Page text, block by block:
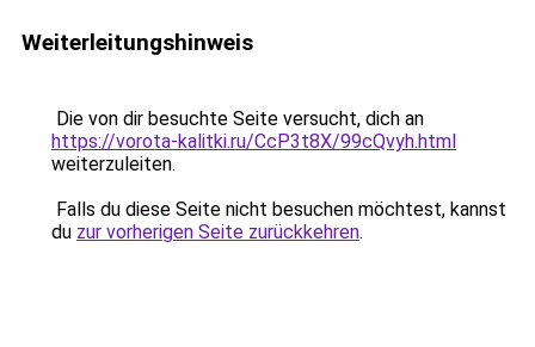
Weiterleitungshinweis
Die von dir besuchte Seite versucht, dich an
https://vorota-kalitki.ru/CcP3t8X/99cQvyh.html
weiterzuleiten.
Falls du diese Seite nicht besuchen möchtest, kannst
du zur vorherigen Seite zurückkehren.